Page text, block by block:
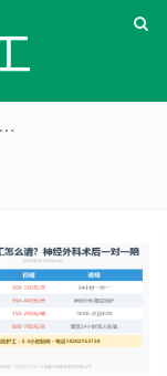
杭州专业医院一对一24小时护工---杭州爱之缘护工 18202153150